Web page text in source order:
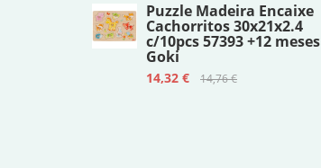
Puzzle Madeira Encaixe
Cachorritos 30x21x2.4
c/10pcs 57393 +12 meses
Goki
14,32 € 14,76 €